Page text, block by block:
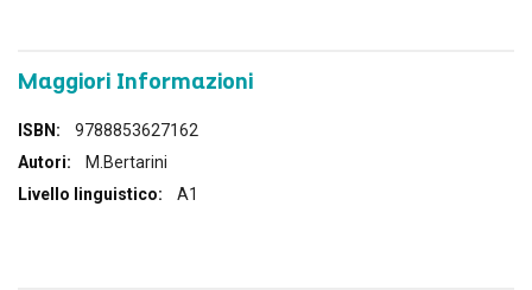
Maggiori Informazioni
Maggiori
Informazioni
9788853627162
M.Bertarini
A1